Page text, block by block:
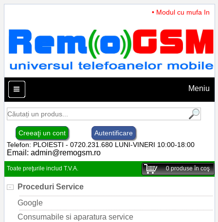
• Modul cu mufa
Meniu
Creeaţi un cont
Autentificare
Telefon: PLOIESTI - 0720.231.680 LUNI-VINERI 10:00-18:00
Email: admin@remogsm.ro
Toate preţurile includ T.V.A. 0produse în coş
Proceduri Service
Google
Consumabile si aparatura service